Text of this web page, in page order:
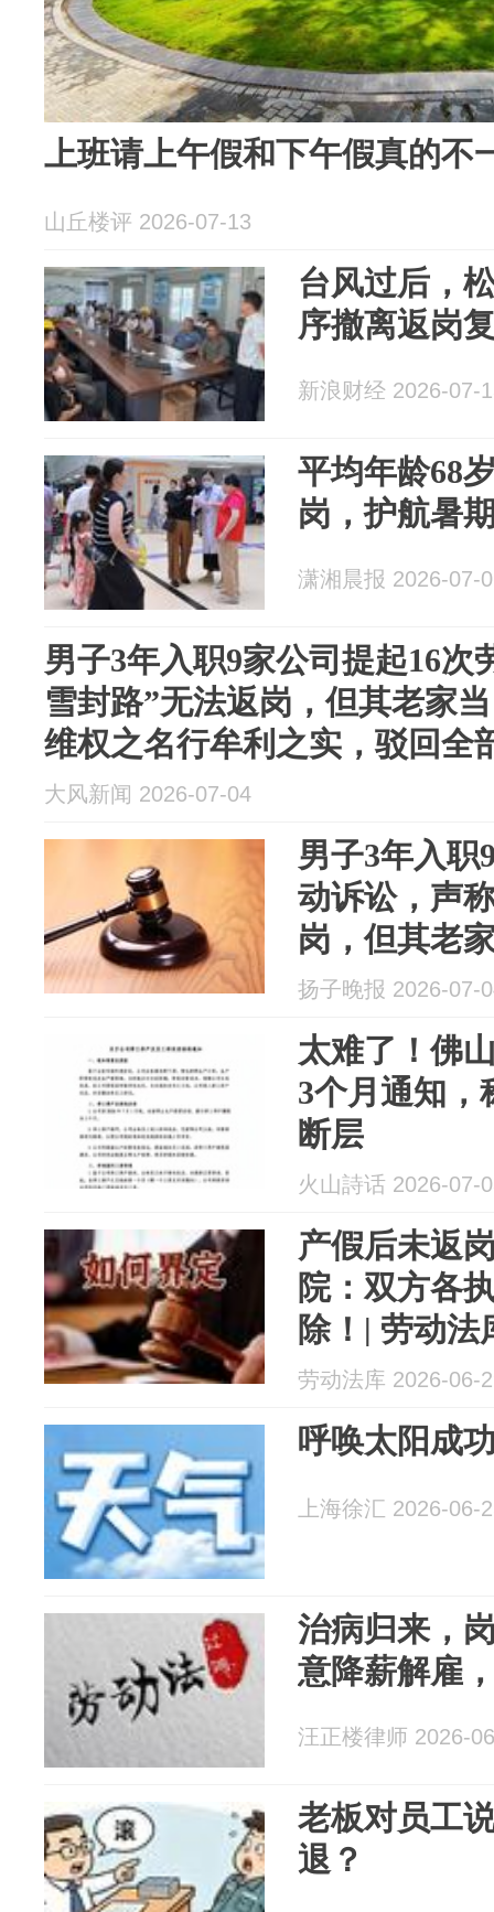
上班请上午假和下午假真的不
山丘楼评 2026-07-13
台风过后，
序撤离返岗
新浪财经 2026-07-
平均年龄68
岗，护航暑
潇湘晨报 2026-07-
男子3年入职9家公司提起16次
雪封路”无法返岗，但其老家
维权之名行牟利之实，驳回全
大风新闻 2026-07-04
男子3年入职
动诉讼，声
岗，但其老
借维权之名
扬子晚报 2026-07-
太难了！佛
3个月通知，
断层
火山詩话 2026-07-
产假后未返
院：双方各
除！| 劳动法
劳动法库 2026-06-
呼唤太阳成
上海徐汇 2026-06-
治病归来，
意降薪解雇
汪正楼律师 2026-
老板对员工
退？